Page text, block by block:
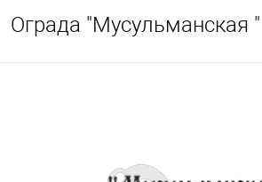
Ограда "Мусульманская "